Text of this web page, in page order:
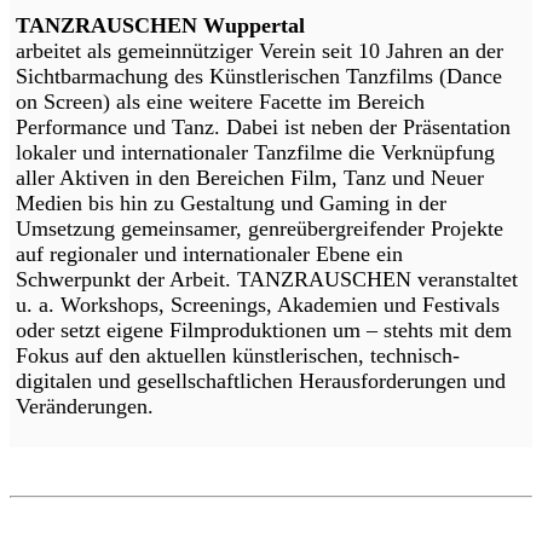
TANZRAUSCHEN Wuppertal
arbeitet als gemeinnütziger Verein seit 10 Jahren an der
Sichtbarmachung des Künstlerischen Tanzfilms (Dance
on Screen) als eine weitere Facette im Bereich
Performance und Tanz. Dabei ist neben der Präsentation
lokaler und internationaler Tanzfilme die Verknüpfung
aller Aktiven in den Bereichen Film, Tanz und Neuer
Medien bis hin zu Gestaltung und Gaming in der
Umsetzung gemeinsamer, genreübergreifender Projekte
auf regionaler und internationaler Ebene ein
Schwerpunkt der Arbeit. TANZRAUSCHEN veranstaltet
u. a. Workshops, Screenings, Akademien und Festivals
oder setzt eigene Filmproduktionen um – stehts mit dem
Fokus auf den aktuellen künstlerischen, technisch-
digitalen und gesellschaftlichen Herausforderungen und
Veränderungen.